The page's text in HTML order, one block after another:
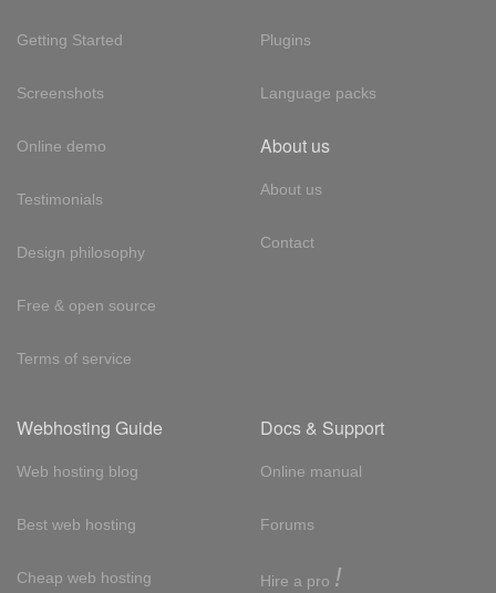
Getting Started
Screenshots
Online demo
Testimonials
Design philosophy
Free & open source
Terms of service
Plugins
Language packs
About us
About us
Contact
Webhosting Guide
Web hosting blog
Best web hosting
Cheap web hosting
Docs & Support
Online manual
Forums
Hire a pro !